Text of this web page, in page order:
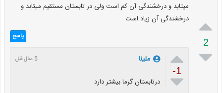

2

میتابد و درخشندگی آن کم است ولی در تابستان مستقیم میتابد و
درخشندگی آن زیاد است
پاسخ

-1

ملینا 5 سال قبل
درتابستان گرما بیشتر دارد